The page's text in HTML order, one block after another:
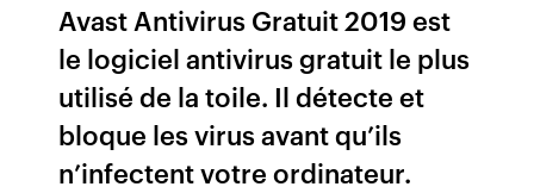
Avast Antivirus Gratuit 2019 est
le logiciel antivirus gratuit le plus
utilisé de la toile. Il détecte et
bloque les virus avant qu’ils
n’infectent votre ordinateur.